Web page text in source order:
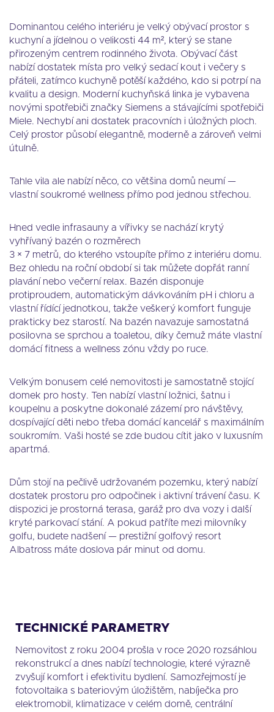
Dominantou celého interiéru je velký obývací prostor s
kuchyní a jídelnou o velikosti 44 m², který se stane
přirozeným centrem rodinného života. Obývací část
nabízí dostatek místa pro velký sedací kout i večery s
přáteli, zatímco kuchyně potěší každého, kdo si potrpí na
kvalitu a design. Moderní kuchyňská linka je vybavena
novými spotřebiči značky Siemens a stávajícími spotřebiči
Miele. Nechybí ani dostatek pracovních i úložných ploch.
Celý prostor působí elegantně, moderně a zároveň velmi
útulně.
Tahle vila ale nabízí něco, co většina domů neumí —
vlastní soukromé wellness přímo pod jednou střechou.
Hned vedle infrasauny a vířivky se nachází krytý
vyhřívaný bazén o rozměrech
3 × 7 metrů, do kterého vstoupíte přímo z interiéru domu.
Bez ohledu na roční období si tak můžete dopřát ranní
plavání nebo večerní relax. Bazén disponuje
protiproudem, automatickým dávkováním pH i chloru a
vlastní řídící jednotkou, takže veškerý komfort funguje
prakticky bez starostí. Na bazén navazuje samostatná
posilovna se sprchou a toaletou, díky čemuž máte vlastní
domácí fitness a wellness zónu vždy po ruce.
Velkým bonusem celé nemovitosti je samostatně stojící
domek pro hosty. Ten nabízí vlastní ložnici, šatnu i
koupelnu a poskytne dokonalé zázemí pro návštěvy,
dospívající děti nebo třeba domácí kancelář s maximálním
soukromím. Vaši hosté se zde budou cítit jako v luxusním
apartmá.
Dům stojí na pečlivě udržovaném pozemku, který nabízí
dostatek prostoru pro odpočinek i aktivní trávení času. K
dispozici je prostorná terasa, garáž pro dva vozy i další
kryté parkovací stání. A pokud patříte mezi milovníky
golfu, budete nadšení — prestižní golfový resort
Albatross máte doslova pár minut od domu.
TECHNICKÉ PARAMETRY
Nemovitost z roku 2004 prošla v roce 2020 rozsáhlou
rekonstrukcí a dnes nabízí technologie, které výrazně
zvyšují komfort i efektivitu bydlení. Samozřejmostí je
fotovoltaika s bateriovým úložištěm, nabíječka pro
elektromobil, klimatizace v celém domě, centrální